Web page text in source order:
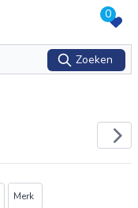
0
Zoeken
Merk